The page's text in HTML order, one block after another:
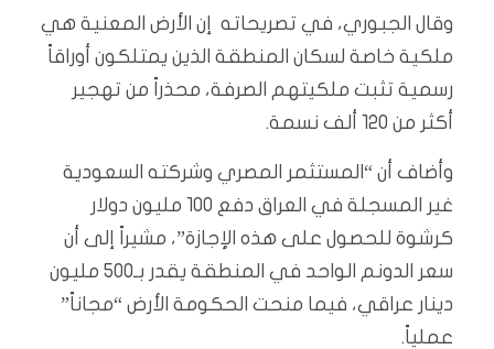
وقال الجبوري، في تصريحاته إن الأرض المعنية هي
ملكية خاصة لسكان المنطقة الذين يمتلكون أوراقاً
رسمية تثبت ملكيتهم الصرفة، محذراً من تهجير
أكثر من 120 ألف نسمة.
وأضاف أن “المستثمر المصري وشركته السعودية
غير المسجلة في العراق دفع 100 مليون دولار
كرشوة للحصول على هذه الإجازة”، مشيراً إلى أن
سعر الدونم الواحد في المنطقة يقدر بـ500 مليون
دينار عراقي، فيما منحت الحكومة الأرض “مجاناً”
عملياً.